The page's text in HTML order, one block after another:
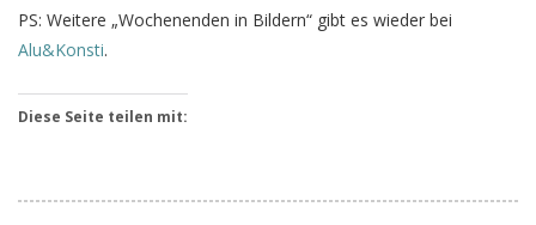
PS: Weitere „Wochenenden in Bildern“ gibt es wieder bei
Alu&Konsti.
Diese Seite teilen mit: